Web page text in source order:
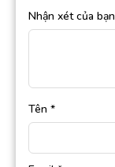
Nhận xét của bạn
Tên *